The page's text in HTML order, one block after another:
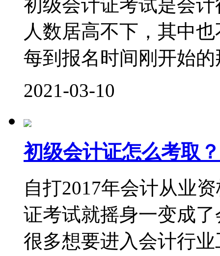
初级会计证考试是会
人数居高不下，其中
每到报名时间刚开始
2021-03-10
初级会计证怎么考取
自打2017年会计从业
证考试就摇身一变成
很多想要进入会计行